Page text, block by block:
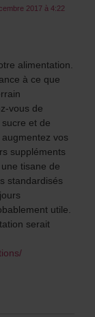
2017 à 4:22
alimentation.
à ce que
vous de
et de
vos
suppléments
tisane de
standardisés
utile.
serait